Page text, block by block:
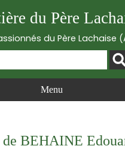
du Père
du Père Lachaise
Menu
BEHAINE